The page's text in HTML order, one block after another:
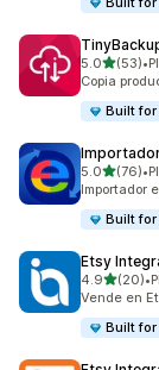
5.0de 5(53)
53 reseñas
•
Copia
Built
5.0de 5(76)
76 reseñas
•
Importador
Built
Etsy
4.9de 5(20)
20 reseñas
•
Vende en
Built